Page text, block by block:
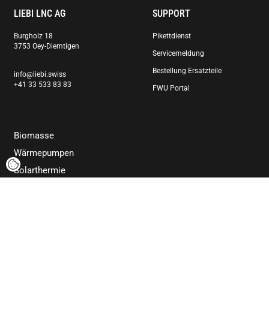
LIEBI LNC AG
Burgholz 18
3753 Oey-Diemtigen
info@liebi.swiss
+41 33 533 83 83
SUPPORT
Pikettdienst
Servicemeldung
Bestellung Ersatzteile
FWU Portal
Biomasse
Wärmepumpen
Solarthermie